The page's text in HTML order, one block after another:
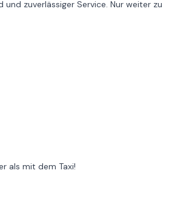
zuverlässiger Service. Nur weiter zu
als mit dem Taxi!